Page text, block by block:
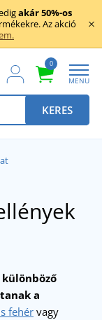
akár 50%-os
Az akció
0
MENU
KERES
különböző
a
fehér vagy